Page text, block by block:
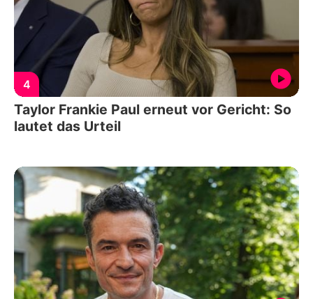
4
Taylor Frankie Paul erneut vor Gericht: So
lautet das Urteil